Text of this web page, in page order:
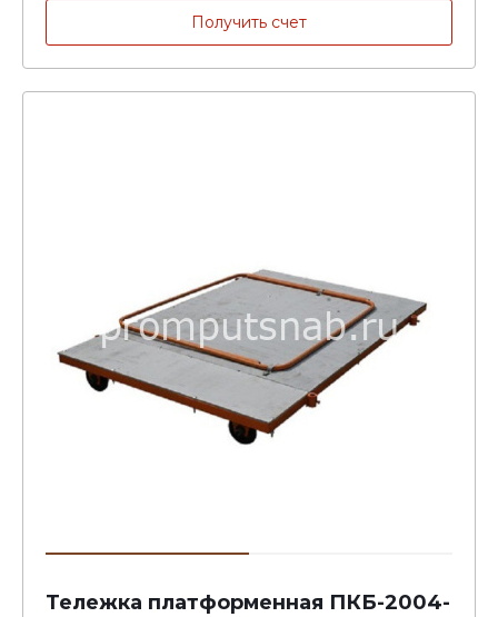
Получить счет
Тележка платформенная ПКБ-2004-